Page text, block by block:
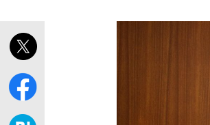
「目標達成できなか